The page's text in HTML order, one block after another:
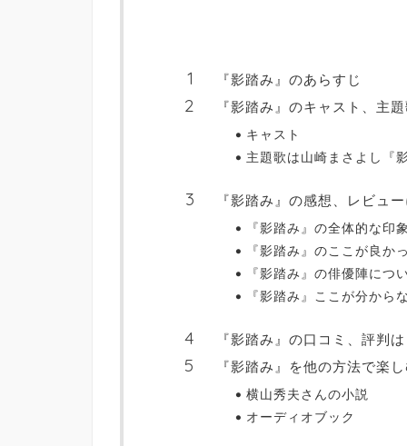
『影踏み』のあらすじ
『影踏み』のキャスト、主
キャスト
主題歌は山崎まさよし『
『影踏み』の感想、レビュ
『影踏み』の全体的な印
『影踏み』のここが良か
『影踏み』の俳優陣につ
『影踏み』ここが分から
『影踏み』の口コミ、評判
『影踏み』を他の方法で楽
横山秀夫さんの小説
オーディオブック